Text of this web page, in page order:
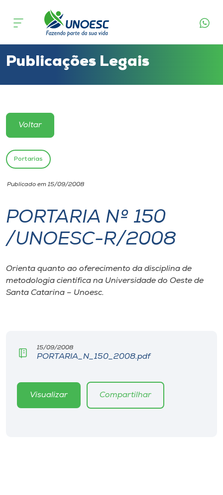
Cursos
Atendimento ao Estudante
Portal de Ensino
Unoesc
Internacionalização
I.nova
Diplomados
Editora
Publicações Legais
Voltar
Portarias
Publicado em 15/09/2008
PORTARIA Nº 150
/UNOESC-R/2008
Orienta quanto ao oferecimento da disciplina de
metodologia científica na Universidade do Oeste de
Santa Catarina – Unoesc.
15/09/2008
PORTARIA_N_150_2008.pdf
Visualizar Compartilhar